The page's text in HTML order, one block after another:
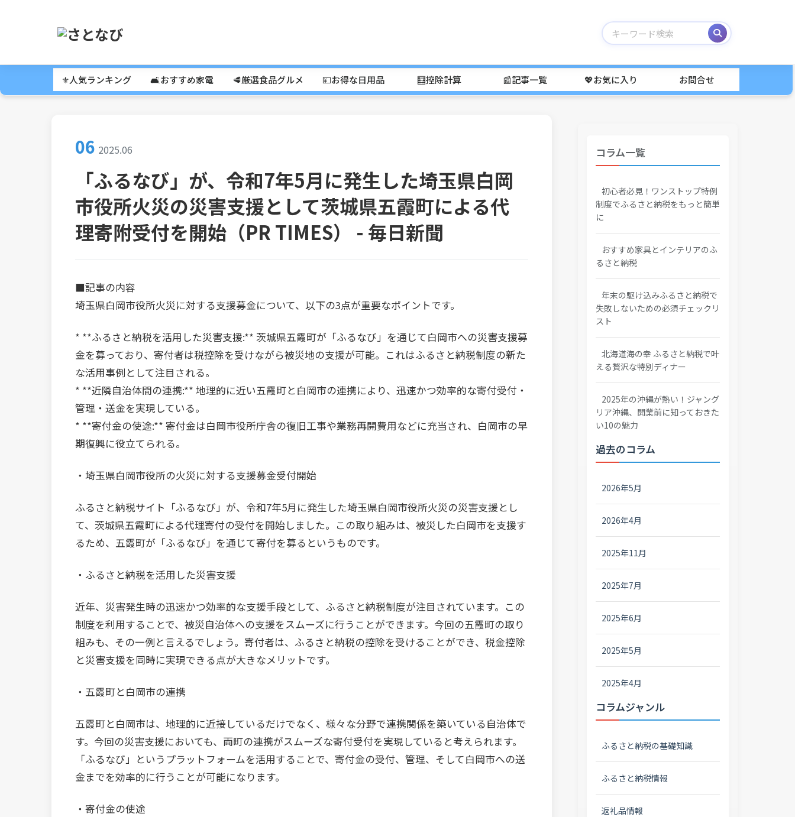
⚜️人気ランキング 🛋️おすすめ家電 🥩厳選食品グルメ 💴お得な日用品 🧮控除計算 📰記事一覧 💖お気に入り お問合せ
06 2025.06
「ふるなび」が、令和7年5月に発生した埼玉県白岡
市役所火災の災害支援として茨城県五霞町による代
理寄附受付を開始（PR TIMES） - 毎日新聞
■記事の内容
埼玉県白岡市役所火災に対する支援募金について、以下の3点が重要なポイントです。
* **ふるさと納税を活用した災害支援:** 茨城県五霞町が「ふるなび」を通じて白岡市への災害支援募
金を募っており、寄付者は税控除を受けながら被災地の支援が可能。これはふるさと納税制度の新た
な活用事例として注目される。
* **近隣自治体間の連携:** 地理的に近い五霞町と白岡市の連携により、迅速かつ効率的な寄付受付・
管理・送金を実現している。
* **寄付金の使途:** 寄付金は白岡市役所庁舎の復旧工事や業務再開費用などに充当され、白岡市の早
期復興に役立てられる。
・埼玉県白岡市役所の火災に対する支援募金受付開始
ふるさと納税サイト「ふるなび」が、令和7年5月に発生した埼玉県白岡市役所火災の災害支援とし
て、茨城県五霞町による代理寄付の受付を開始しました。この取り組みは、被災した白岡市を支援す
るため、五霞町が「ふるなび」を通じて寄付を募るというものです。
・ふるさと納税を活用した災害支援
近年、災害発生時の迅速かつ効率的な支援手段として、ふるさと納税制度が注目されています。この
制度を利用することで、被災自治体への支援をスムーズに行うことができます。今回の五霞町の取り
組みも、その一例と言えるでしょう。寄付者は、ふるさと納税の控除を受けることができ、税金控除
と災害支援を同時に実現できる点が大きなメリットです。
・五霞町と白岡市の連携
五霞町と白岡市は、地理的に近接しているだけでなく、様々な分野で連携関係を築いている自治体で
す。今回の災害支援においても、両町の連携がスムーズな寄付受付を実現していると考えられます。
「ふるなび」というプラットフォームを活用することで、寄付金の受付、管理、そして白岡市への送
金までを効率的に行うことが可能になります。
・寄付金の使途
コラム一覧
初心者必見！ワンストップ特例
制度でふるさと納税をもっと簡単
に
おすすめ家具とインテリアのふ
るさと納税
年末の駆け込みふるさと納税で
失敗しないための必須チェックリ
スト
北海道海の幸 ふるさと納税で叶
える贅沢な特別ディナー
2025年の沖縄が熱い！ジャング
リア沖縄、開業前に知っておきた
い10の魅力
過去のコラム
2026年5月
2026年4月
2025年11月
2025年7月
2025年6月
2025年5月
2025年4月
コラムジャンル
ふるさと納税の基礎知識
ふるさと納税情報
返礼品情報